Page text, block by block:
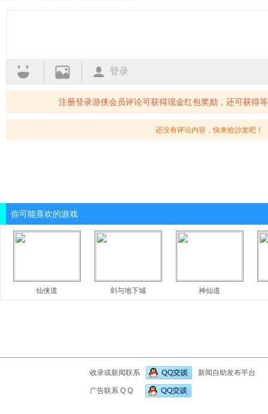
登录
注册登录游侠会员评论可获得现金红包奖励，还可获得
还没有评论内容，快来抢沙发吧！
你可能喜欢的游戏
仙侠道 剑与地下城 神仙道
收录或新闻联系 新闻自助发布平台
广告联系 Q Q